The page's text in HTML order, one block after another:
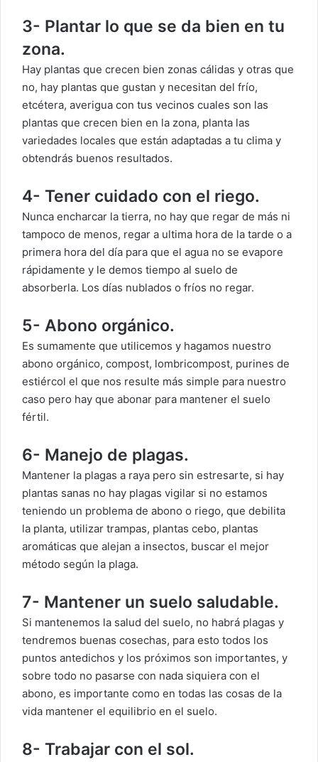
3- Plantar lo que se da bien en tu
zona.
Hay plantas que crecen bien zonas cálidas y otras que
no, hay plantas que gustan y necesitan del frío,
etcétera, averigua con tus vecinos cuales son las
plantas que crecen bien en la zona, planta las
variedades locales que están adaptadas a tu clima y
obtendrás buenos resultados.
4- Tener cuidado con el riego.
Nunca encharcar la tierra, no hay que regar de más ni
tampoco de menos, regar a ultima hora de la tarde o a
primera hora del día para que el agua no se evapore
rápidamente y le demos tiempo al suelo de
absorberla. Los días nublados o fríos no regar.
5- Abono orgánico.
Es sumamente que utilicemos y hagamos nuestro
abono orgánico, compost, lombricompost, purines de
estiércol el que nos resulte más simple para nuestro
caso pero hay que abonar para mantener el suelo
fértil.
6- Manejo de plagas.
Mantener la plagas a raya pero sin estresarte, si hay
plantas sanas no hay plagas vigilar si no estamos
teniendo un problema de abono o riego, que debilita
la planta, utilizar trampas, plantas cebo, plantas
aromáticas que alejan a insectos, buscar el mejor
método según la plaga.
7- Mantener un suelo saludable.
Si mantenemos la salud del suelo, no habrá plagas y
tendremos buenas cosechas, para esto todos los
puntos antedichos y los próximos son importantes, y
sobre todo no pasarse con nada siquiera con el
abono, es importante como en todas las cosas de la
vida mantener el equilibrio en el suelo.
8- Trabajar con el sol.